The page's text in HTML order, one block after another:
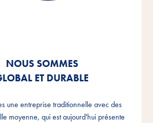
NOUS SOMMES
ET DURABLE
une entreprise traditionnelle avec des
moyenne, qui est aujourd'hui présente
NOUS SOMMES
ET DURABLE
une entreprise traditionnelle avec des
moyenne, qui est aujourd'hui présente
NOUS SOMMES
ET DURABLE
une entreprise traditionnelle avec des
moyenne, qui est aujourd'hui présente